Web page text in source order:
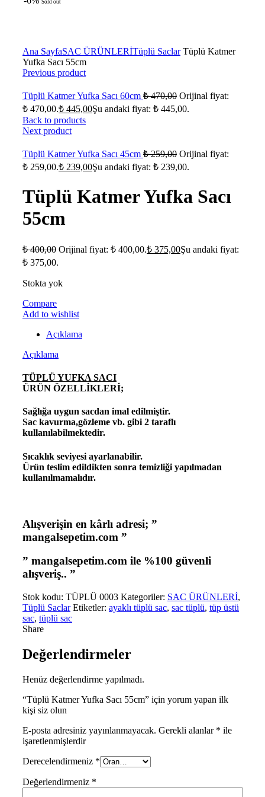
Sold out
Ana SayfaSAC ÜRÜNLERİTüplü SaclarTüplü Katmer
Yufka Sacı 55cm
Previous product
Tüplü Katmer Yufka Sacı 60cm ₺470,00 Orijinal fiyat:
₺ 470,00.₺ 445,00Şu andaki fiyat: ₺ 445,00.
Back to products
Next product
Tüplü Katmer Yufka Sacı 45cm ₺259,00 Orijinal fiyat:
₺ 259,00.₺ 239,00Şu andaki fiyat: ₺ 239,00.
Tüplü Katmer Yufka Sacı
55cm
₺400,00 Orijinal fiyat: ₺ 400,00.₺ 375,00Şu andaki fiyat:
₺ 375,00.
Stokta yok
Compare
Add to wishlist
Açıklama
Açıklama
TÜPLÜ YUFKA SACI
ÜRÜN ÖZELLİKLERİ;
Sağlığa uygun sacdan imal edilmiştir.
Sac kavurma,gözleme vb. gibi 2 taraflı
kullanılabilmektedir.
Sıcaklık seviyesi ayarlanabilir.
Ürün teslim edildikten sonra temizliği yapılmadan
kullanılmamalıdır.
Alışverişin en kârlı adresi; ”
mangalsepetim.com ”
” mangalsepetim.com ile %100 güvenli
alışveriş.. ”
Stok kodu: TÜPLÜ 0003 Kategoriler: SAC ÜRÜNLERİ,
Tüplü Saclar Etiketler: ayaklı tüplü sac, sac tüplü, tüp üstü
sac, tüplü sac
Share
Değerlendirmeler
Henüz değerlendirme yapılmadı.
“Tüplü Katmer Yufka Sacı 55cm” için yorum yapan ilk
kişi siz olun
E-posta adresiniz yayınlanmayacak. Gerekli alanlar * ile
işaretlenmişlerdir
Derecelendirmeniz *
Değerlendirmeniz *